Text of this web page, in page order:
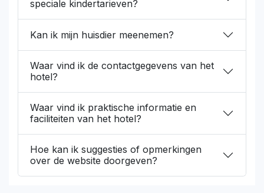
speciale kindertarieven?
Kan ik mijn huisdier meenemen?
Waar vind ik de contactgegevens van het
hotel?
Waar vind ik praktische informatie en
faciliteiten van het hotel?
Hoe kan ik suggesties of opmerkingen
over de website doorgeven?